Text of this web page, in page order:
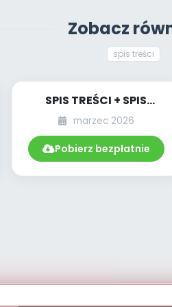
Zobacz
spis treści
SPIS TREŚCI + SPIS
POMOCY
DYDAKTYCZNYCH
03.294/2026
marzec 2026
Pobierz bezpłatnie